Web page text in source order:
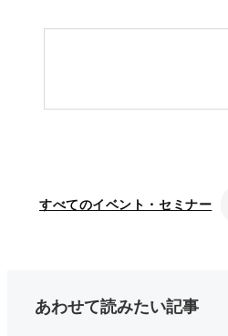
すべてのイベント・セミナー
あわせて読みたい記事